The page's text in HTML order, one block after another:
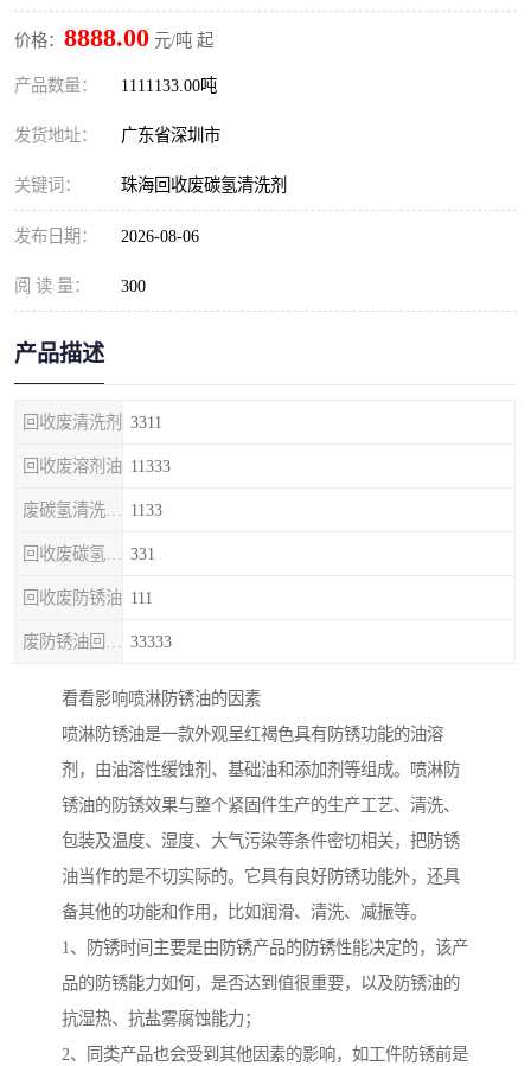
价格： 8888.00 元/吨 起
产品数量： 1111133.00吨
发货地址： 广东省深圳市
关键词： 珠海回收废碳氢清洗剂
发布日期： 2026-08-06
阅 读 量： 300
产品描述
回收废清洗剂 3311
回收废溶剂油 11333
1133
331
回收废防锈油 111
33333
看看影响喷淋防锈油的因素
喷淋防锈油是一款外观呈红褐色具有防锈功能的油溶
剂，由油溶性缓蚀剂、基础油和添加剂等组成。喷淋防
锈油的防锈效果与整个紧固件生产的生产工艺、清洗、
包装及温度、湿度、大气污染等条件密切相关，把防锈
油当作的是不切实际的。它具有良好防锈功能外，还具
备其他的功能和作用，比如润滑、清洗、减振等。
1、防锈时间主要是由防锈产品的防锈性能决定的，该产
品的防锈能力如何，是否达到值很重要，以及防锈油的
抗湿热、抗盐雾腐蚀能力；
2、同类产品也会受到其他因素的影响，如工件防锈前是